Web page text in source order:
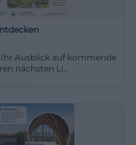
Ausblick auf kommende
planen Ihren nächsten Li...